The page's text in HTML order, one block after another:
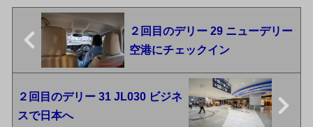
２回目のデリー 29 ニューデリー
空港にチェックイン
２回目のデリー 31 JL030 ビジネ
スで日本へ